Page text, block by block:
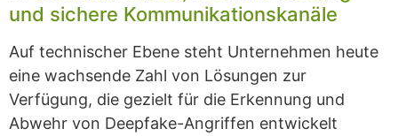
und sichere Kommunikationskanäle
Auf technischer Ebene steht Unternehmen heute
eine wachsende Zahl von Lösungen zur
Verfügung, die gezielt für die Erkennung und
Abwehr von Deepfake-Angriffen entwickelt